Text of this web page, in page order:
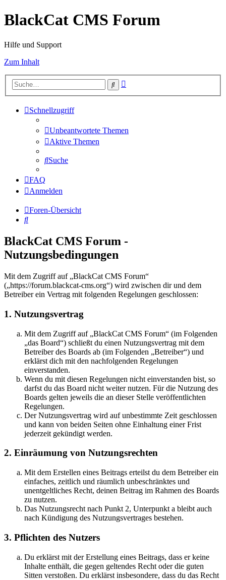
BlackCat CMS Forum
Hilfe und Support
Zum Inhalt
Suche
Schnellzugriff
Unbeantwortete Themen
Aktive Themen
Suche
FAQ
Anmelden
Foren-Übersicht
Suche
BlackCat CMS Forum -
Nutzungsbedingungen
Mit dem Zugriff auf „BlackCat CMS Forum“
(„https://forum.blackcat-cms.org“) wird zwischen dir und dem
Betreiber ein Vertrag mit folgenden Regelungen geschlossen:
1. Nutzungsvertrag
Mit dem Zugriff auf „BlackCat CMS Forum“ (im Folgenden
„das Board“) schließt du einen Nutzungsvertrag mit dem
Betreiber des Boards ab (im Folgenden „Betreiber“) und
erklärst dich mit den nachfolgenden Regelungen
einverstanden.
Wenn du mit diesen Regelungen nicht einverstanden bist, so
darfst du das Board nicht weiter nutzen. Für die Nutzung des
Boards gelten jeweils die an dieser Stelle veröffentlichten
Regelungen.
Der Nutzungsvertrag wird auf unbestimmte Zeit geschlossen
und kann von beiden Seiten ohne Einhaltung einer Frist
jederzeit gekündigt werden.
2. Einräumung von Nutzungsrechten
Mit dem Erstellen eines Beitrags erteilst du dem Betreiber ein
einfaches, zeitlich und räumlich unbeschränktes und
unentgeltliches Recht, deinen Beitrag im Rahmen des Boards
zu nutzen.
Das Nutzungsrecht nach Punkt 2, Unterpunkt a bleibt auch
nach Kündigung des Nutzungsvertrages bestehen.
3. Pflichten des Nutzers
Du erklärst mit der Erstellung eines Beitrags, dass er keine
Inhalte enthält, die gegen geltendes Recht oder die guten
Sitten verstoßen. Du erklärst insbesondere, dass du das Recht